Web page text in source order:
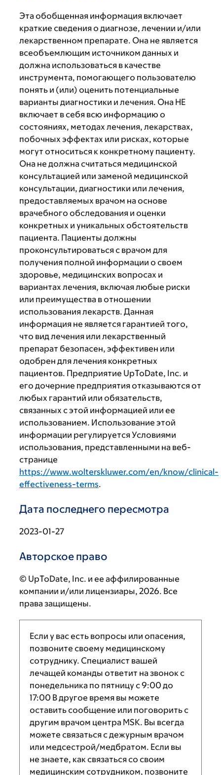
Эта обобщенная информация включает
краткие сведения о диагнозе, лечении и/или
лекарственном препарате. Она не является
всеобъемлющим источником данных и
должна использоваться в качестве
инструмента, помогающего пользователю
понять и (или) оценить потенциальные
варианты диагностики и лечения. Она НЕ
включает в себя всю информацию о
состояниях, методах лечения, лекарствах,
побочных эффектах или рисках, которые
могут относиться к конкретному пациенту.
Она не должна считаться медицинской
консультацией или заменой медицинской
консультации, диагностики или лечения,
предоставляемых врачом на основе
врачебного обследования и оценки
конкретных и уникальных обстоятельств
пациента. Пациенты должны
проконсультироваться с врачом для
получения полной информации о своем
здоровье, медицинских вопросах и
вариантах лечения, включая любые риски
или преимущества в отношении
использования лекарств. Данная
информация не является гарантией того,
что вид лечения или лекарственный
препарат безопасен, эффективен или
одобрен для лечения конкретных
пациентов. Предприятие UpToDate, Inc. и
его дочерние предприятия отказываются от
любых гарантий или обязательств,
связанных с этой информацией или ее
использованием. Использование этой
информации регулируется Условиями
использования, представленными на веб-
странице
https://www.wolterskluwer.com/en/know/clinical-
effectiveness-terms.
Дата последнего пересмотра
2023-01-27
Авторское право
© UpToDate, Inc. и ее аффилированные
компании и/или лицензиары, 2026. Все
права защищены.
Если у вас есть вопросы или опасения,
позвоните своему медицинскому
сотруднику. Специалист вашей
лечащей команды ответит на звонок с
понедельника по пятницу с9:00 до
17:00 В другое время вы можете
оставить сообщение или поговорить с
другим врачом центра MSK. Вы всегда
можете связаться с дежурным врачом
или медсестрой/медбратом. Если вы
не знаете, как связаться со своим
медицинским сотрудником, позвоните